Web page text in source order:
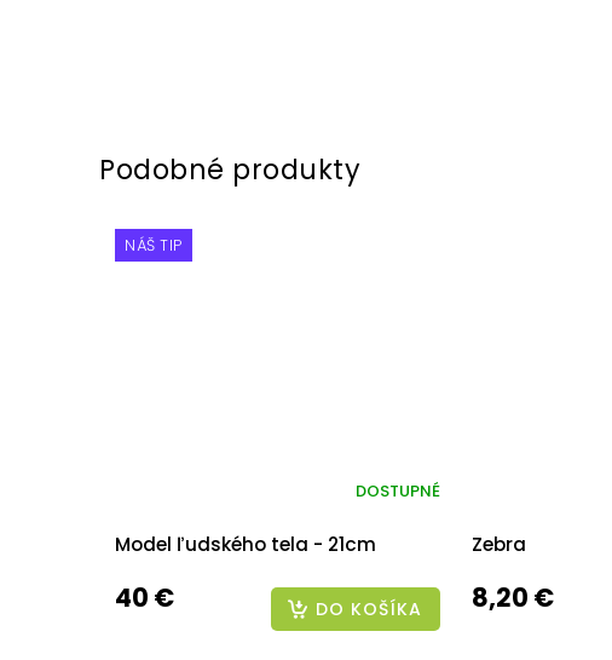
NÁŠ TIP
Model ľudského tela - 21cm
DOSTUPNÉ
40 € DO KOŠÍKA
Zebra
8,20 €